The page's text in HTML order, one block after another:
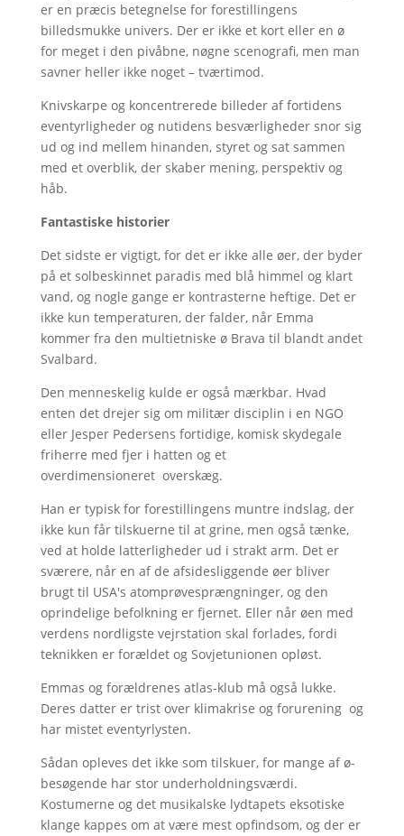
er en præcis betegnelse for forestillingens
billedsmukke univers. Der er ikke et kort eller en ø
for meget i den pivåbne, nøgne scenografi, men man
savner heller ikke noget – tværtimod.
Knivskarpe og koncentrerede billeder af fortidens
eventyrligheder og nutidens besværligheder snor sig
ud og ind mellem hinanden, styret og sat sammen
med et overblik, der skaber mening, perspektiv og
håb.
Fantastiske historier
Det sidste er vigtigt, for det er ikke alle øer, der byder
på et solbeskinnet paradis med blå himmel og klart
vand, og nogle gange er kontrasterne heftige. Det er
ikke kun temperaturen, der falder, når Emma
kommer fra den multietniske ø Brava til blandt andet
Svalbard.
Den menneskelig kulde er også mærkbar. Hvad
enten det drejer sig om militær disciplin i en NGO
eller Jesper Pedersens fortidige, komisk skydegale
friherre med fjer i hatten og et
overdimensioneret overskæg.
Han er typisk for forestillingens muntre indslag, der
ikke kun får tilskuerne til at grine, men også tænke,
ved at holde latterligheder ud i strakt arm. Det er
sværere, når en af de afsidesliggende øer bliver
brugt til USA's atomprøvesprængninger, og den
oprindelige befolkning er fjernet. Eller når øen med
verdens nordligste vejrstation skal forlades, fordi
teknikken er forældet og Sovjetunionen opløst.
Emmas og forældrenes atlas-klub må også lukke.
Deres datter er trist over klimakrise og forurening og
har mistet eventyrlysten.
Sådan opleves det ikke som tilskuer, for mange af ø-
besøgende har stor underholdningsværdi.
Kostumerne og det musikalske lydtapets eksotiske
klange kappes om at være mest opfindsom, og der er